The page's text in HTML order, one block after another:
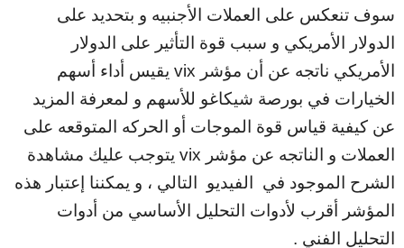
سوف تنعكس على العملات الأجنبيه و بتحديد على
الدولار الأمريكي و سبب قوة التأثير على الدولار
الأمريكي ناتجه عن أن مؤشر vix يقيس أداء أسهم
الخيارات في بورصة شيكاغو للأسهم و لمعرفة المزيد
عن كيفية قياس قوة الموجات أو الحركه المتوقعه على
العملات و الناتجه عن مؤشر vix يتوجب عليك مشاهدة
الشرح الموجود في الفيديو التالي ، و يمكننا إعتبار هذه
المؤشر أقرب لأدوات التحليل الأساسي من أدوات
التحليل الفني .